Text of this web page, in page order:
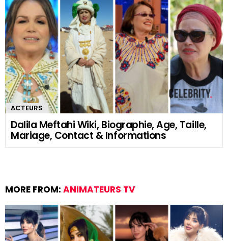
ACTEURS
Dalila Meftahi Wiki, Biographie, Age, Taille,
Mariage, Contact & Informations
MORE FROM: ANIMATEURS TV